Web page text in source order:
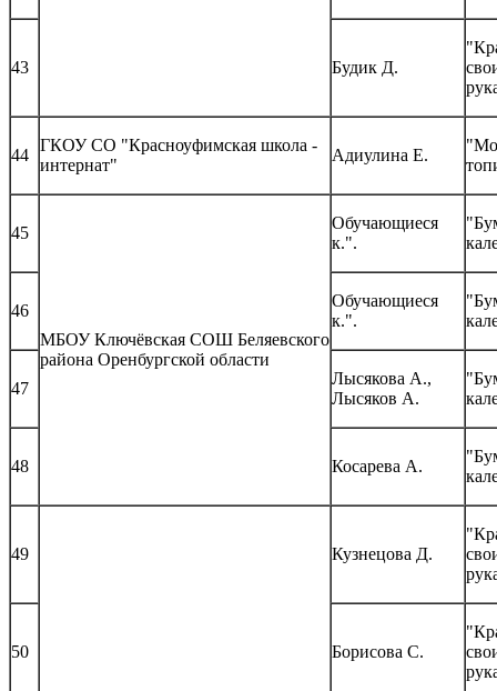
43 Будик Д.
44
ГКОУ СО "Красноуфимская школа -
интернат"
Адиулина Е.
45
МБОУ Ключёвская СОШ Беляевского
района Оренбургской области
Обучающиеся
к.".
46
Обучающиеся
к.".
47
Лысякова А.,
Лысяков А.
48 Косарева А.
49 Кузнецова Д.
50 Борисова С.